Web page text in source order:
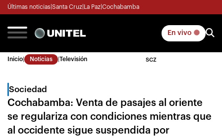
Últimas noticias Santa Cruz La Paz Cochabamba
En vivo
Inicio Noticias Televisión SCZ
Sociedad
Cochabamba: Venta de pasajes al oriente
se regulariza con condiciones mientras que
al occidente sigue suspendida por